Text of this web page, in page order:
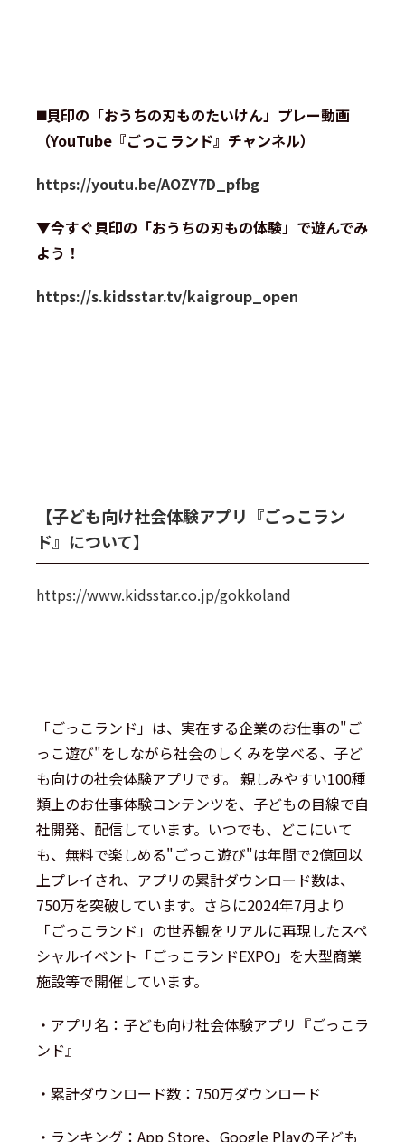
◼️貝印の「おうちの刃ものたいけん」プレー動画
（YouTube『ごっこランド』チャンネル）
https://youtu.be/AOZY7D_pfbg
▼今すぐ貝印の「おうちの刃もの体験」で遊んでみ
よう！
https://s.kidsstar.tv/kaigroup_open
【子ども向け社会体験アプリ『ごっこラン
ド』について】
https://www.kidsstar.co.jp/gokkoland
「ごっこランド」は、実在する企業のお仕事の"ご
っこ遊び"をしながら社会のしくみを学べる、子ど
も向けの社会体験アプリです。 親しみやすい100種
類上のお仕事体験コンテンツを、子どもの目線で自
社開発、配信しています。いつでも、どこにいて
も、無料で楽しめる"ごっこ遊び"は年間で2億回以
上プレイされ、アプリの累計ダウンロード数は、
750万を突破しています。さらに2024年7月より
「ごっこランド」の世界観をリアルに再現したスペ
シャルイベント「ごっこランドEXPO」を大型商業
施設等で開催しています。
・アプリ名：子ども向け社会体験アプリ『ごっこラ
ンド』
・累計ダウンロード数：750万ダウンロード
・ランキング：App Store、Google Playの子ども